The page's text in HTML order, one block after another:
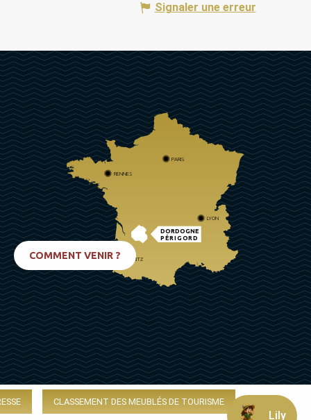
Signaler une erreur
DORDOGNE
PÉRIGORD
PARIS
RENNES
LYON
BIARRITZ
COMMENT VENIR ?
CLASSEMENT DES MEUBLÉS DE TOURISME
Lily